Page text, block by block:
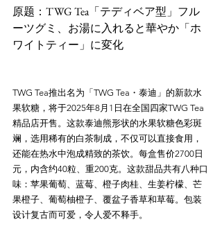
原题：TWG Tea「テディベア型」フル
ーツグミ、お湯に入れると華やか「ホ
TWG Tea推出名为「TWG Tea・泰迪」的新款水
果软糖，将于2025年8月1日在全国四家TWG Tea
精品店开售。这款泰迪熊形状的水果软糖色彩斑
斓，选用稀有的白茶制成，不仅可以直接食用，
还能在热水中泡成精致的茶饮。每盒售价2700日
元，内含约40粒、重200克。这款甜品共有八种口
味：苹果葡萄、蓝莓、橙子肉桂、生姜柠檬、芒
果橙子、葡萄柚橙子、覆盆子香草和草莓。包装